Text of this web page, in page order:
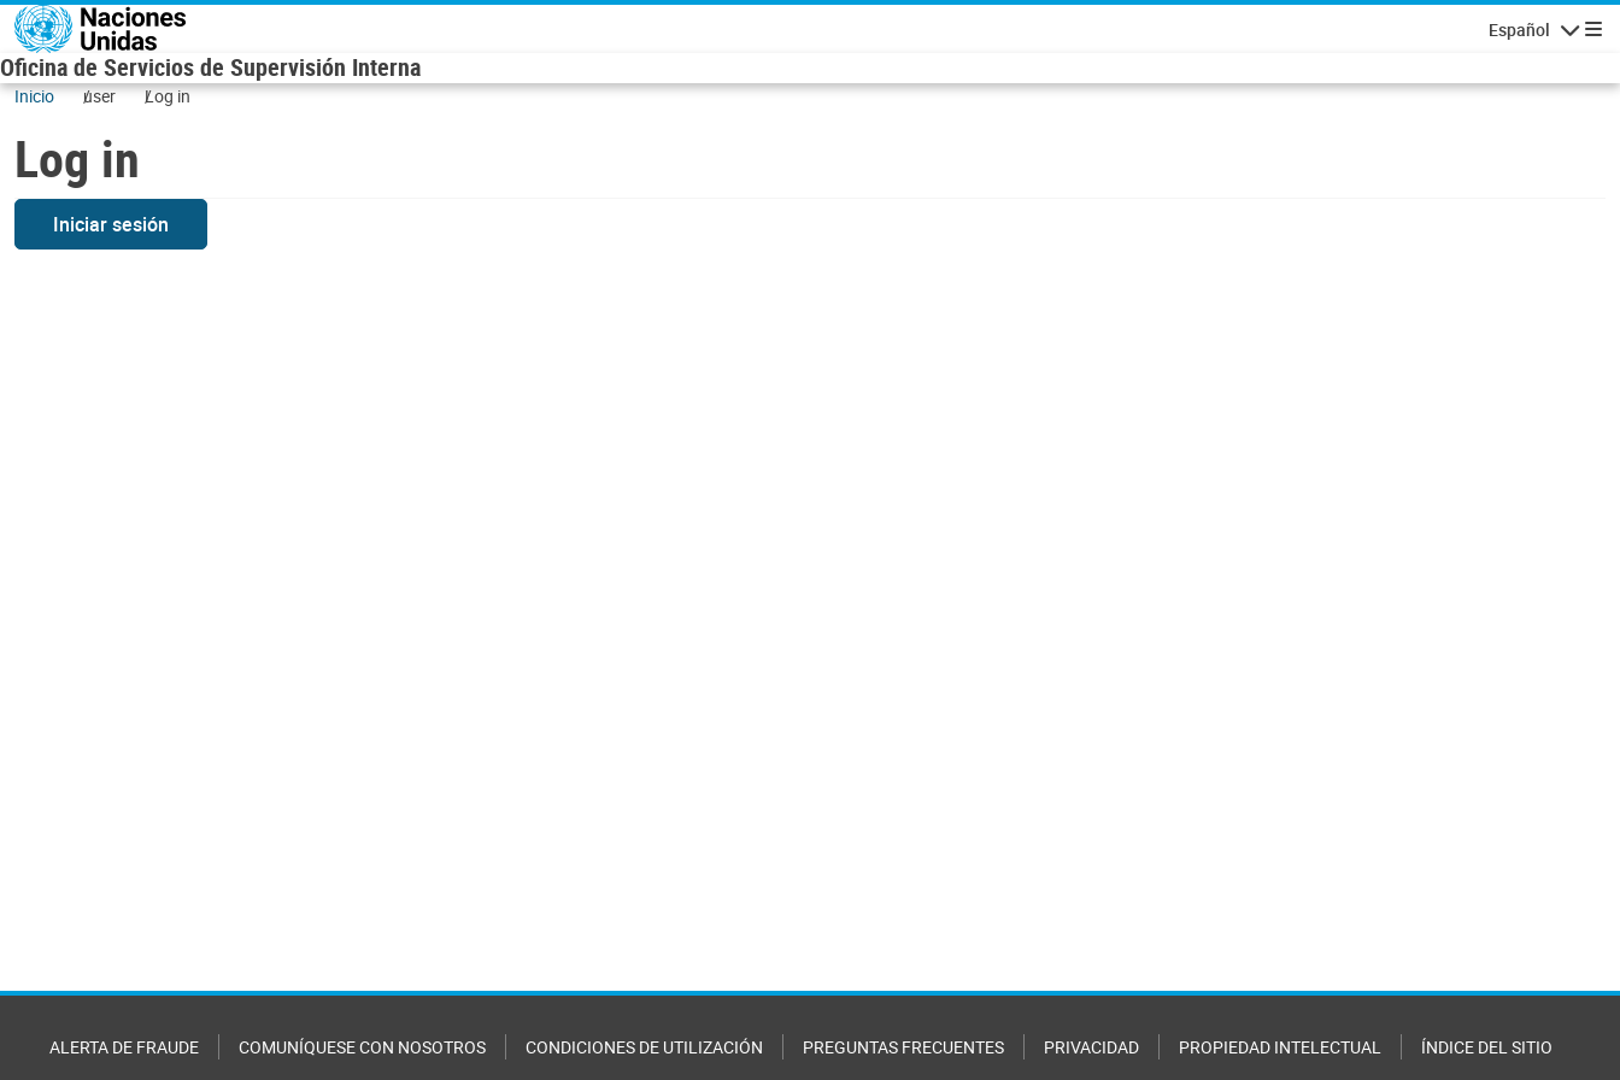
Skip to main content
Español
Oficina de Servicios de Supervisión Interna
Inicio user Log in
Log in
Iniciar sesión
ALERTA DE FRAUDE COMUNÍQUESE CON NOSOTROS CONDICIONES DE UTILIZACIÓN PREGUNTAS FRECUENTES PRIVACIDAD PROPIEDAD INTELECTUAL ÍNDICE DEL SITIO